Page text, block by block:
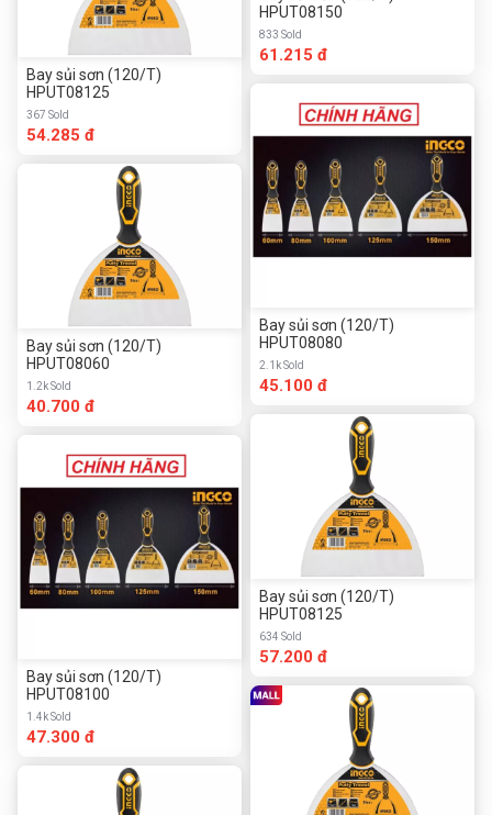
Bay sủi sơn (120/T)
HPUT08125
367 Sold
54.285 đ
Bay sủi sơn (120/T)
HPUT08060
1.2k Sold
40.700 đ
Bay sủi sơn (120/T)
HPUT08100
1.4k Sold
47.300 đ
HPUT08150
833 Sold
61.215 đ
Bay sủi sơn (120/T)
HPUT08080
2.1k Sold
45.100 đ
Bay sủi sơn (120/T)
HPUT08125
634 Sold
57.200 đ